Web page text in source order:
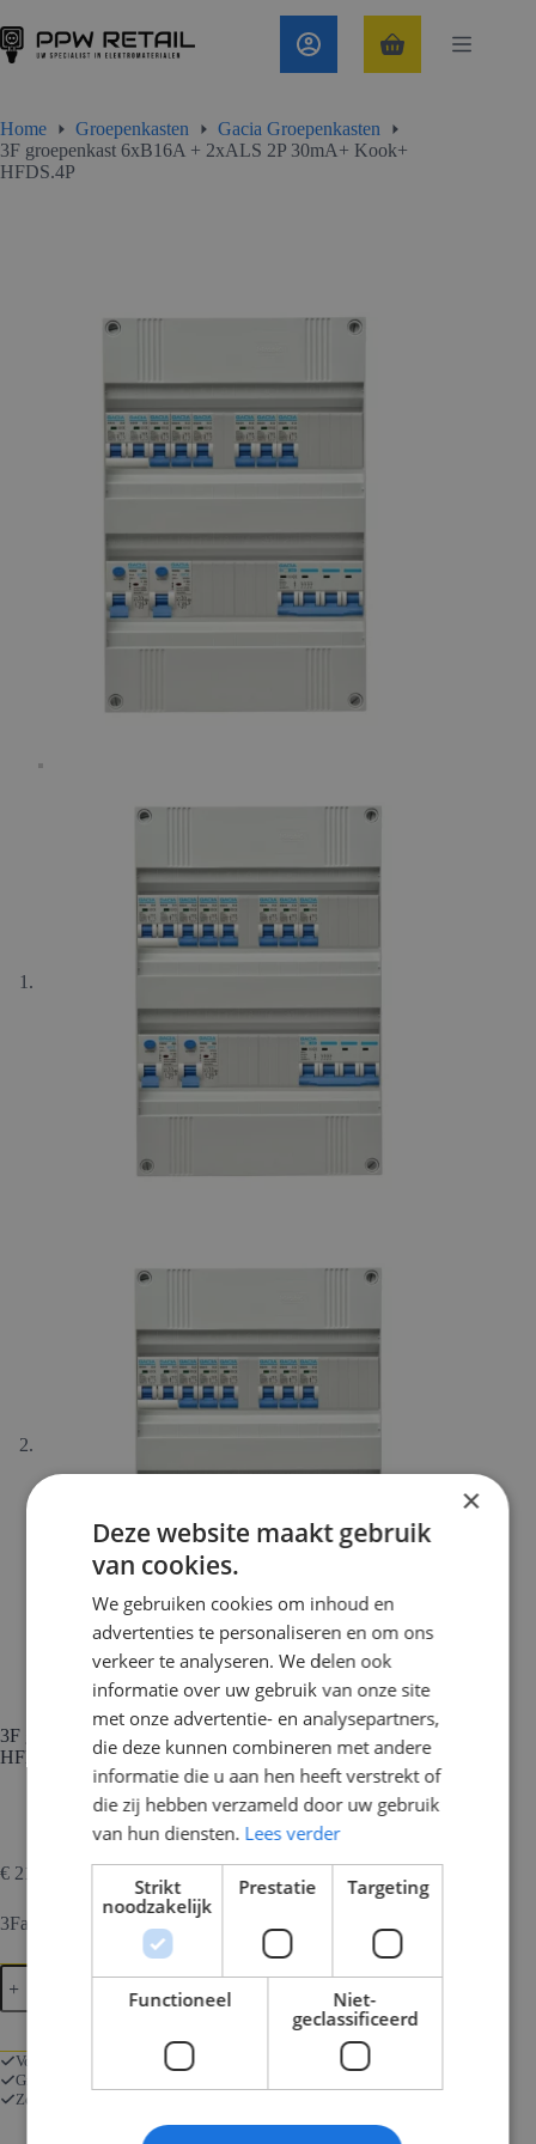
naar
de
Winkelwagen
Home Groepenkasten
Gacia Groepenkasten
3F groepenkast 6xB16A + 2xALS 2P 30mA+ Kook+
HFDS.4P
3F groepenkast 6xB16A + 2xALS 2P 30mA+ Kook+
HFDS.4P
€ 211,75
3Fase groepenkast 6 groeps met 1x fornuisgroep
3F
groepenkast
6xB16A
2xALS
2P
30mA+
In Winkelmand
Voor 17:00 besteld is morgen in huis
Gratis verzending bij bestellingen vanaf € 250
Zorgeloos kopen met onze 14 dagen retourgarantie.
×
Deze website maakt gebruik
van cookies.
We gebruiken cookies om inhoud en
advertenties te personaliseren en om ons
verkeer te analyseren. We delen ook
informatie over uw gebruik van onze site
met onze advertentie- en analysepartners,
die deze kunnen combineren met andere
informatie die u aan hen heeft verstrekt of
die zij hebben verzameld door uw gebruik
van hun diensten. Lees verder
Strikt
noodzakelijk
Prestatie Targeting
Functioneel
Niet-
geclassificeerd